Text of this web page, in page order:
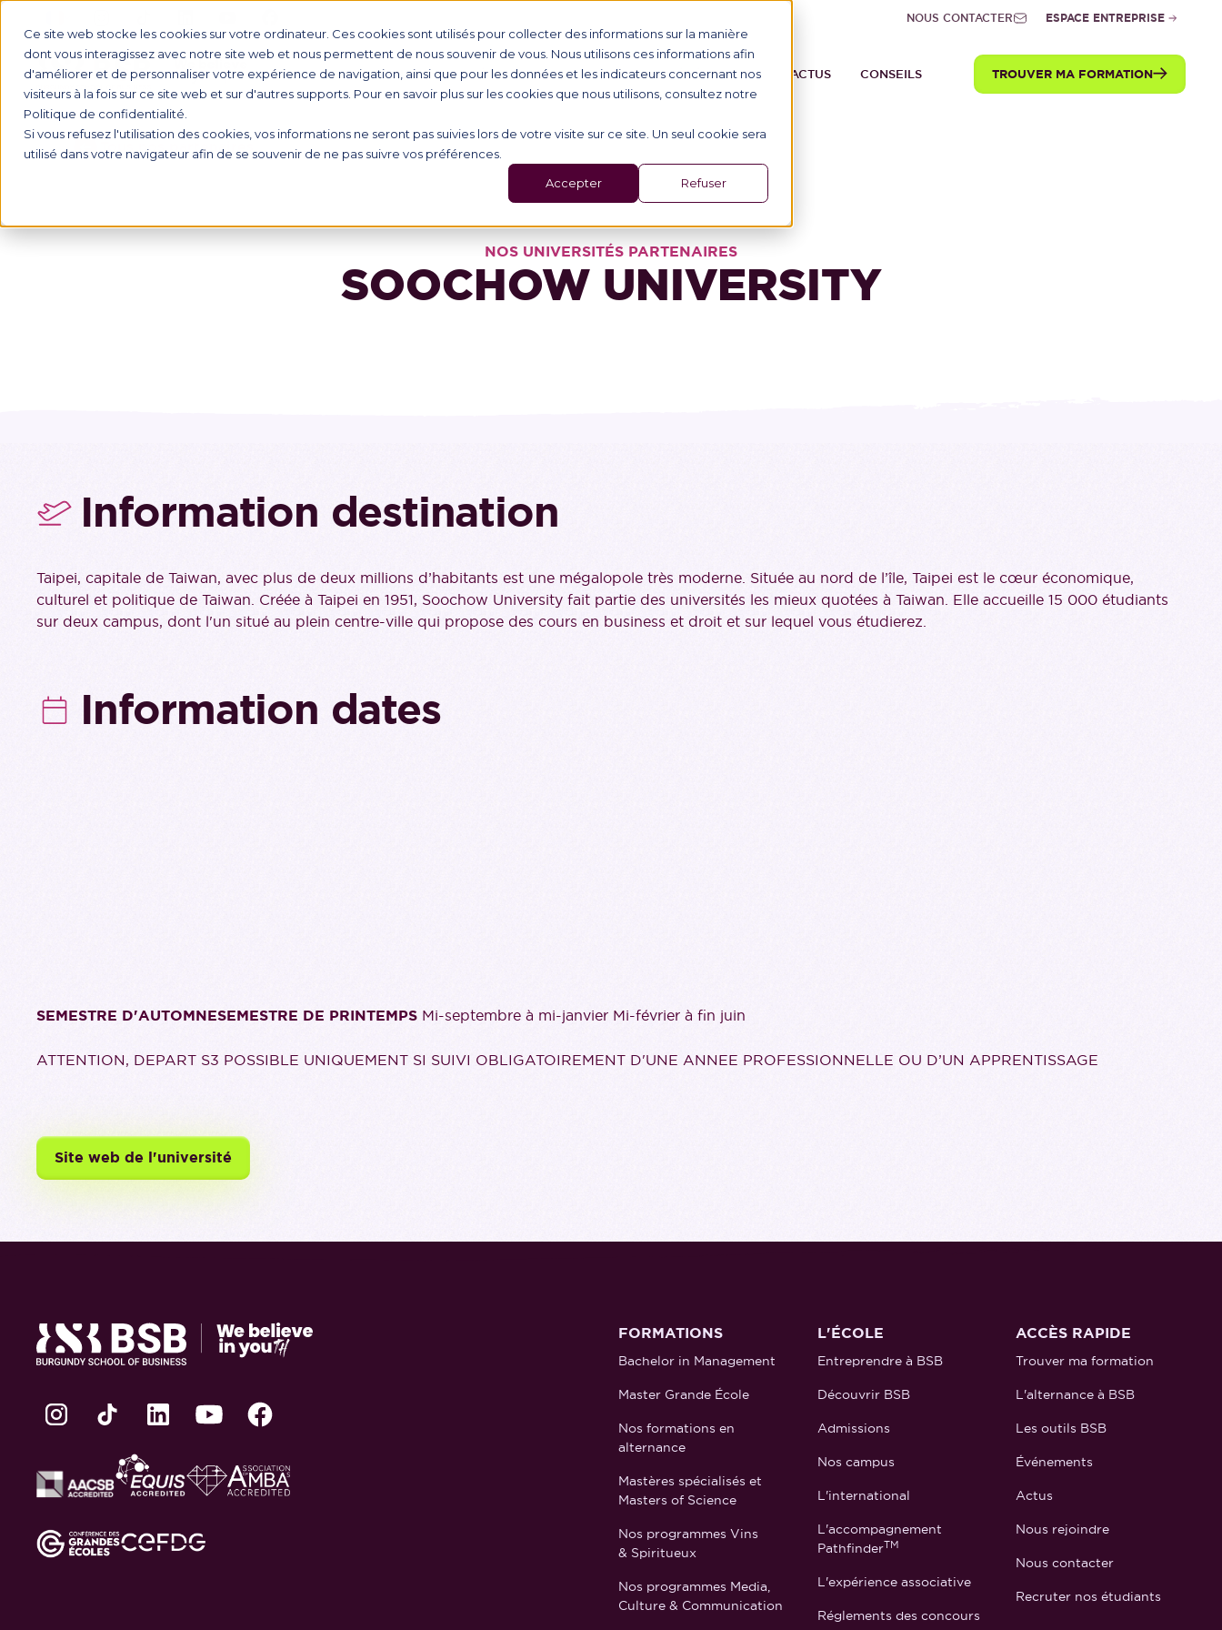
Ce site web stocke les cookies sur votre ordinateur. Ces cookies sont utilisés pour collecter des informations sur la manière
dont vous interagissez avec notre site web et nous permettent de nous souvenir de vous. Nous utilisons ces informations afin
d'améliorer et de personnaliser votre expérience de navigation, ainsi que pour les données et les indicateurs concernant nos
visiteurs à la fois sur ce site web et sur d'autres supports. Pour en savoir plus sur les cookies que nous utilisons, consultez notre
Politique de confidentialité.
Si vous refusez l'utilisation des cookies, vos informations ne seront pas suivies lors de votre visite sur ce site. Un seul cookie sera
utilisé dans votre navigateur afin de se souvenir de ne pas suivre vos préférences.
Accepter Refuser
NOUS CONTACTER ESPACE ENTREPRISE
FORMATIONS L'ÉCOLE ALTERNANCE ÉVÉNEMENTS ACTUS CONSEILS TROUVER MA FORMATION
Tous nos partenaires
NOS UNIVERSITÉS PARTENAIRES
SOOCHOW UNIVERSITY
Information destination
Taipei, capitale de Taiwan, avec plus de deux millions d’habitants est une mégalopole très moderne. Située au nord de l’île, Taipei est le cœur économique,
culturel et politique de Taiwan. Créée à Taipei en 1951, Soochow University fait partie des universités les mieux quotées à Taiwan. Elle accueille 15 000 étudiants
sur deux campus, dont l'un situé au plein centre-ville qui propose des cours en business et droit et sur lequel vous étudierez.
Information dates
SEMESTRE D'AUTOMNESEMESTRE DE PRINTEMPS Mi-septembre à mi-janvier Mi-février à fin juin
ATTENTION, DEPART S3 POSSIBLE UNIQUEMENT SI SUIVI OBLIGATOIREMENT D'UNE ANNEE PROFESSIONNELLE OU D’UN APPRENTISSAGE
Site web de l'université
FORMATIONS
Bachelor in Management
Master Grande École
Nos formations en
alternance
Mastères spécialisés et
Masters of Science
Nos programmes Vins
& Spiritueux
Nos programmes Media,
Culture & Communication
L'ÉCOLE
Entreprendre à BSB
Découvrir BSB
Admissions
Nos campus
L'international
L'accompagnement
PathfinderTM
L'expérience associative
Réglements des concours
ACCÈS RAPIDE
Trouver ma formation
L'alternance à BSB
Les outils BSB
Événements
Actus
Nous rejoindre
Nous contacter
Recruter nos étudiants